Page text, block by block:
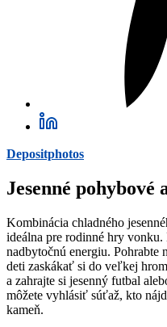
Depositphotos
Jesenné pohybové
Kombinácia chladného
ideálna pre rodinné hry
nadbytočnú energiu. Pohrabte
deti zaskákať si do veľkej
a zahrajte si jesenný futbal
môžete vyhlásiť súťaž, kto
kameň.